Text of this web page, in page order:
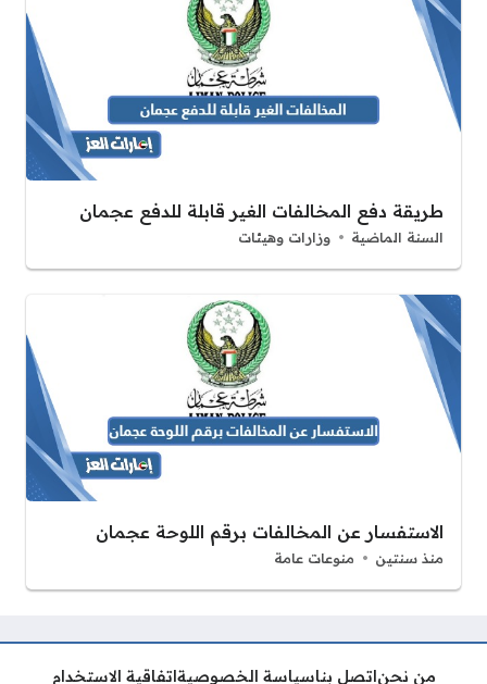
طريقة دفع المخالفات الغير قابلة للدفع عجمان
السنة الماضية وزارات وهيئات
الاستفسار عن المخالفات برقم اللوحة عجمان
منذ سنتين منوعات عامة
من نحناتصل بناسياسة الخصوصيةاتفاقية الاستخدام